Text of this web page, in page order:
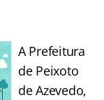
A Prefeitura
de Peixoto
de Azevedo,